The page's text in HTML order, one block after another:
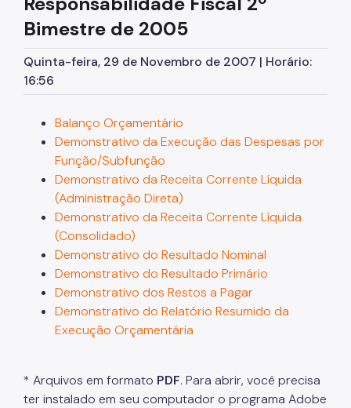
Licitações
Legislação
Notícias
Bimestre de 2005
Quinta-feira, 29 de Novembro de 2007 | Horário:
16:56
Balanço Orçamentário
Demonstrativo da Execução das Despesas por
Função/Subfunção
Demonstrativo da Receita Corrente Líquida
(Administração Direta)
Demonstrativo da Receita Corrente Líquida
(Consolidado)
Demonstrativo do Resultado Nominal
Demonstrativo do Resultado Primário
Demonstrativo dos Restos a Pagar
Demonstrativo do Relatório Resumido da
Execução Orçamentária
* Arquivos em formato PDF. Para abrir, você precisa
ter instalado em seu computador o programa Adobe